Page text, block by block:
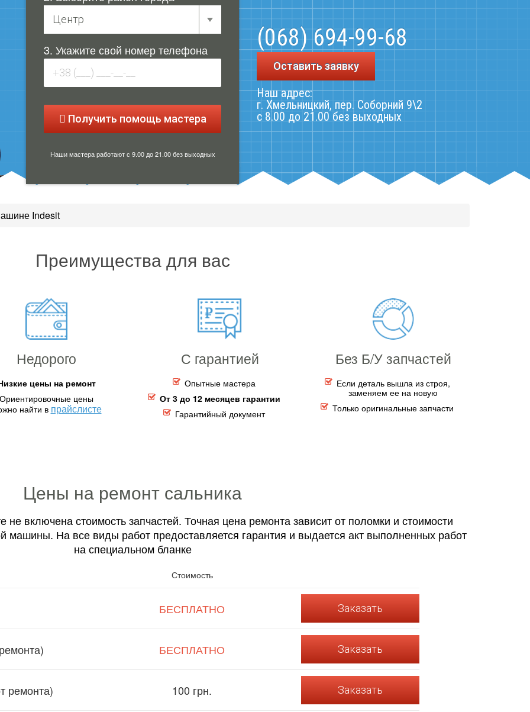
3. Укажите свой номер телефона
Получить помощь мастера
Наши мастера работают с 9.00 до 21.00 без выходных
(068) 694-99-68
Оставить заявку
Наш адрес:
г. Хмельницкий, пер. Соборний 9\2
с 8.00 до 21.00 без выходных
Indesit
Преимущества для вас
Недорого
цены на ремонт
Ориентировочные цены
найти в прайслисте
С гарантией
Опытные мастера
От 3 до 12 месяцев гарантии
Гарантийный документ
Без Б/У запчастей
Если деталь вышла из строя,
заменяем ее на новую
Только оригинальные запчасти
Цены на ремонт сальника
включена стоимость запчастей. Точная цена ремонта зависит от поломки и стоимости
машины. На все виды работ предоставляется гарантия и выдается акт выполненных работ
на специальном бланке
Стоимость
БЕСПЛАТНО Заказать
БЕСПЛАТНО Заказать
ремонта) 100 грн. Заказать